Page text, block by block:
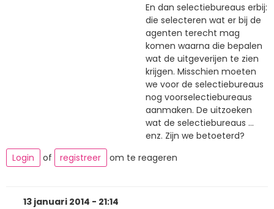
En dan selectiebureaus erbij:
die selecteren wat er bij de
agenten terecht mag
komen waarna die bepalen
wat de uitgeverijen te zien
krijgen. Misschien moeten
we voor de selectiebureaus
nog voorselectiebureaus
aanmaken. De uitzoeken
wat de selectiebureaus ...
enz. Zijn we betoeterd?
Login
of registreer om te reageren
13 januari 2014 - 21:14